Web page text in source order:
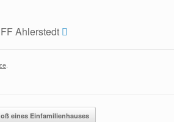
Ahlerstedt
eines Einfamilienhauses